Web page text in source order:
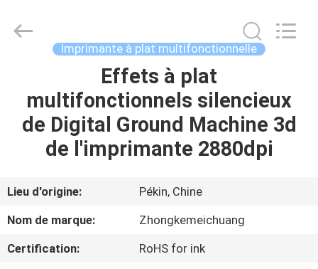
PRODUITS
SUJET
DE
NOUS
And
Technology
Imprimante à plat multifonctionnelle
Effets à plat
multifonctionnels silencieux
de Digital Ground Machine 3d
de l'imprimante 2880dpi
Lieu d'origine:
Pékin, Chine
Nom de marque:
Zhongkemeichuang
Certification:
RoHS for ink